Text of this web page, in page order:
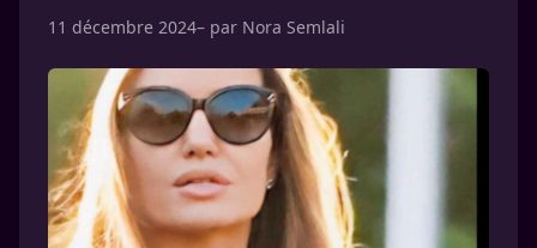
11 décembre 2024– par Nora Semlali